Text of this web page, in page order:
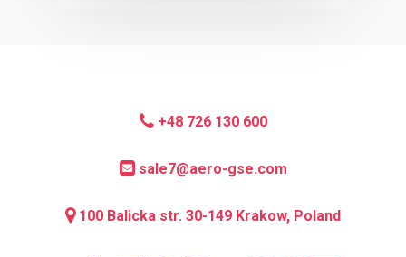
+48 726 130 600
sale7@aero-gse.com
100 Balicka str. 30-149 Krakow, Poland